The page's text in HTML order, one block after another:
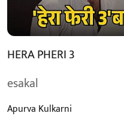
HERA PHERI 3
esakal
Apurva Kulkarni